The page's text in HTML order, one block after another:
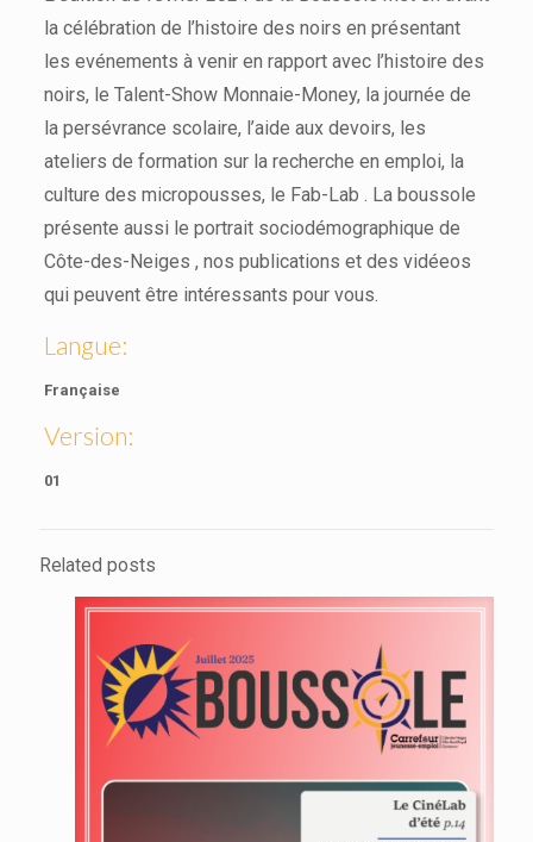
la célébration de l’histoire des noirs en présentant
les evénements à venir en rapport avec l’histoire des
noirs, le Talent-Show Monnaie-Money, la journée de
la persévrance scolaire, l’aide aux devoirs, les
ateliers de formation sur la recherche en emploi, la
culture des micropousses, le Fab-Lab . La boussole
présente aussi le portrait sociodémographique de
Côte-des-Neiges , nos publications et des vidéeos
qui peuvent être intéressants pour vous.
Langue:
Française
Version:
01
Related posts